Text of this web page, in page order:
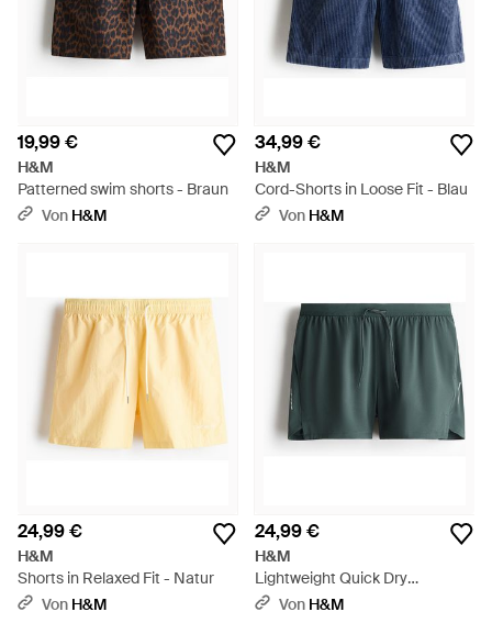
19,99 €
H&M
Patterned swim shorts - Braun
Von H&M
34,99 €
H&M
Cord-Shorts in Loose Fit - Blau
Von H&M
24,99 €
H&M
Shorts in Relaxed Fit - Natur
Von H&M
24,99 €
H&M
Lightweight Quick Dry
Laufshorts - Grün
Von H&M